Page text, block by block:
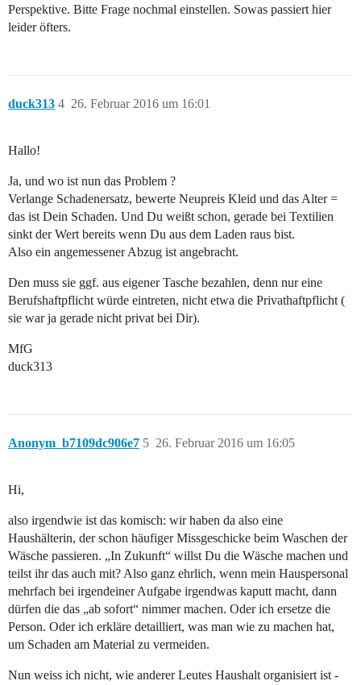
Perspektive. Bitte Frage nochmal einstellen. Sowas passiert hier
leider öfters.
duck313 26. Februar 2016 um 16:01
4
Hallo!
Ja, und wo ist nun das Problem ?
Verlange Schadenersatz, bewerte Neupreis Kleid und das Alter =
das ist Dein Schaden. Und Du weißt schon, gerade bei Textilien
sinkt der Wert bereits wenn Du aus dem Laden raus bist.
Also ein angemessener Abzug ist angebracht.
Den muss sie ggf. aus eigener Tasche bezahlen, denn nur eine
Berufshaftpflicht würde eintreten, nicht etwa die Privathaftpflicht (
sie war ja gerade nicht privat bei Dir).
MfG
duck313
Anonym_b7109dc906e7 26. Februar 2016 um 16:05
5
Hi,
also irgendwie ist das komisch: wir haben da also eine
Haushälterin, der schon häufiger Missgeschicke beim Waschen der
Wäsche passieren. „In Zukunft“ willst Du die Wäsche machen und
teilst ihr das auch mit? Also ganz ehrlich, wenn mein Hauspersonal
mehrfach bei irgendeiner Aufgabe irgendwas kaputt macht, dann
dürfen die das „ab sofort“ nimmer machen. Oder ich ersetze die
Person. Oder ich erkläre detailliert, was man wie zu machen hat,
um Schaden am Material zu vermeiden.
Nun weiss ich nicht, wie anderer Leutes Haushalt organisiert ist -